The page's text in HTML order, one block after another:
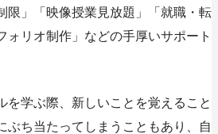
限」「映像授業見放題」「就職・転
ォリオ制作」などの手厚いサポート
を学ぶ際、新しいことを覚えること
ぶち当たってしまうこともあり、自